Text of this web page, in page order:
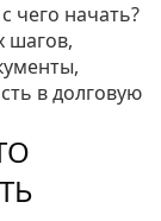
чего начать?
шагов,
в долговую